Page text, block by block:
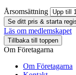
Årsomsättning
Se ditt pris & starta
Läs om medlemskapet
Tillbaka till toppen
Om Företagarna
Om Företagarna